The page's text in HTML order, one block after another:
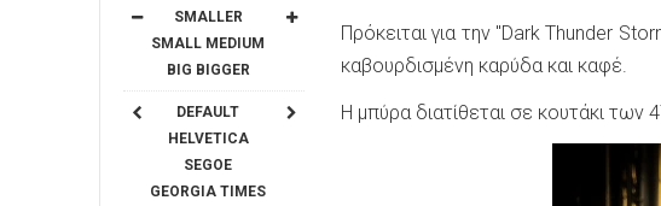
SMALLER
SMALL MEDIUM
BIG BIGGER
DEFAULT
HELVETICA
SEGOE
GEORGIA TIMES
Πρόκειται για την "Dark Thunder
καβουρδισμένη καρύδα και καφέ.
Η μπύρα διατίθεται σε κουτάκι των